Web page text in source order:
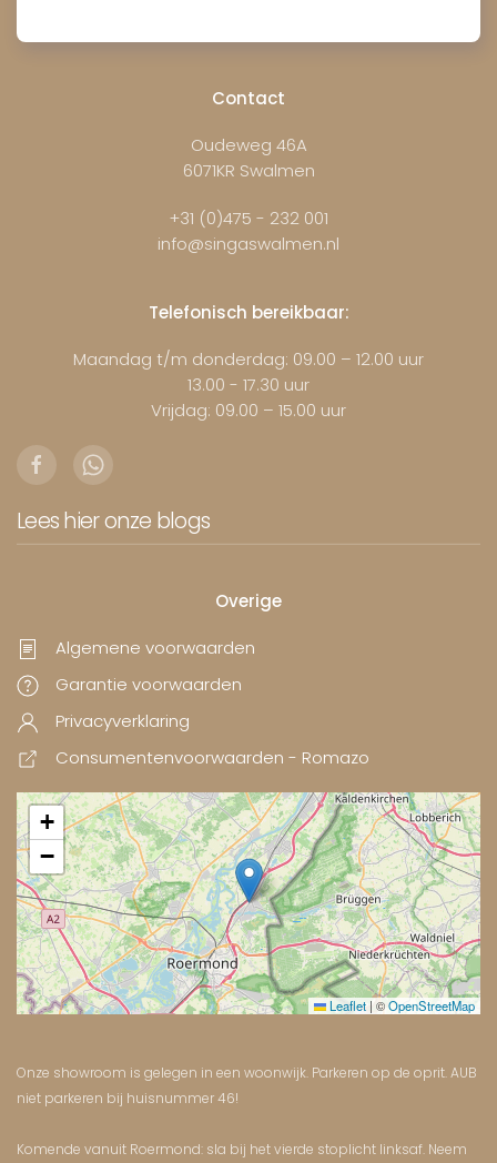
Contact
Oudeweg 46A
6071KR Swalmen
+31 (0)475 - 232 001
info@singaswalmen.nl
Telefonisch bereikbaar:
Maandag t/m donderdag: 09.00 – 12.00 uur
13.00 - 17.30 uur
Vrijdag: 09.00 – 15.00 uur
Lees hier onze blogs
Overige
Algemene voorwaarden
Garantie voorwaarden
Privacyverklaring
Consumentenvoorwaarden - Romazo
+
−
Leaflet | ©OpenStreetMap
Onze showroom is gelegen in een woonwijk. Parkeren op de oprit. AUB
niet parkeren bij huisnummer 46!
Komende vanuit Roermond: sla bij het vierde stoplicht linksaf. Neem